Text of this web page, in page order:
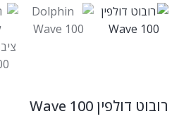
רובוט דולפין Wave 100